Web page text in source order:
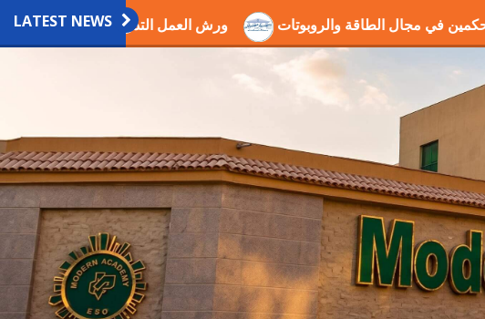
LATEST NEWS المحكمين في مجال الطاقة والروبوتات ورش العمل التدريبية العلمية